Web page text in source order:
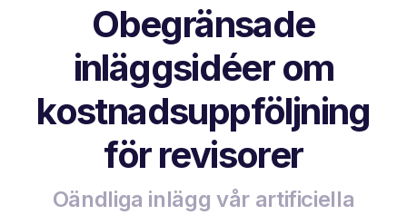
Obegränsade
inläggsidéer om
kostnadsuppföljning
för revisorer
Oändliga inlägg vår artificiella